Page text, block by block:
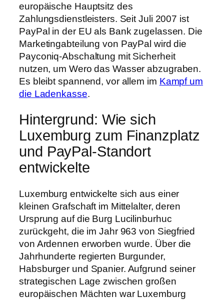
europäische Hauptsitz des
Zahlungsdienstleisters. Seit Juli 2007 ist
PayPal in der EU als Bank zugelassen. Die
Marketingabteilung von PayPal wird die
Payconiq-Abschaltung mit Sicherheit
nutzen, um Wero das Wasser abzugraben.
Es bleibt spannend, vor allem im Kampf um
die Ladenkasse.
Hintergrund: Wie sich
Luxemburg zum Finanzplatz
und PayPal-Standort
entwickelte
Luxemburg entwickelte sich aus einer
kleinen Grafschaft im Mittelalter, deren
Ursprung auf die Burg Lucilinburhuc
zurückgeht, die im Jahr 963 von Siegfried
von Ardennen erworben wurde. Über die
Jahrhunderte regierten Burgunder,
Habsburger und Spanier. Aufgrund seiner
strategischen Lage zwischen großen
europäischen Mächten war Luxemburg